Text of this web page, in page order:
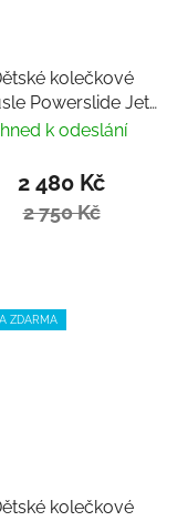
kolečkové
Powerslide Jet
nastavitelné
Ihned k odeslání
2 480 Kč
2 750 Kč
ZDARMA
kolečkové